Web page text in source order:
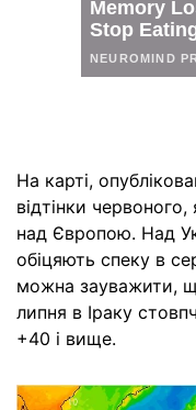
На карті,
відтінки
над Європою. Над
обіцяють спеку в
можна зауважити,
липня в Іраку
+40 і вище.